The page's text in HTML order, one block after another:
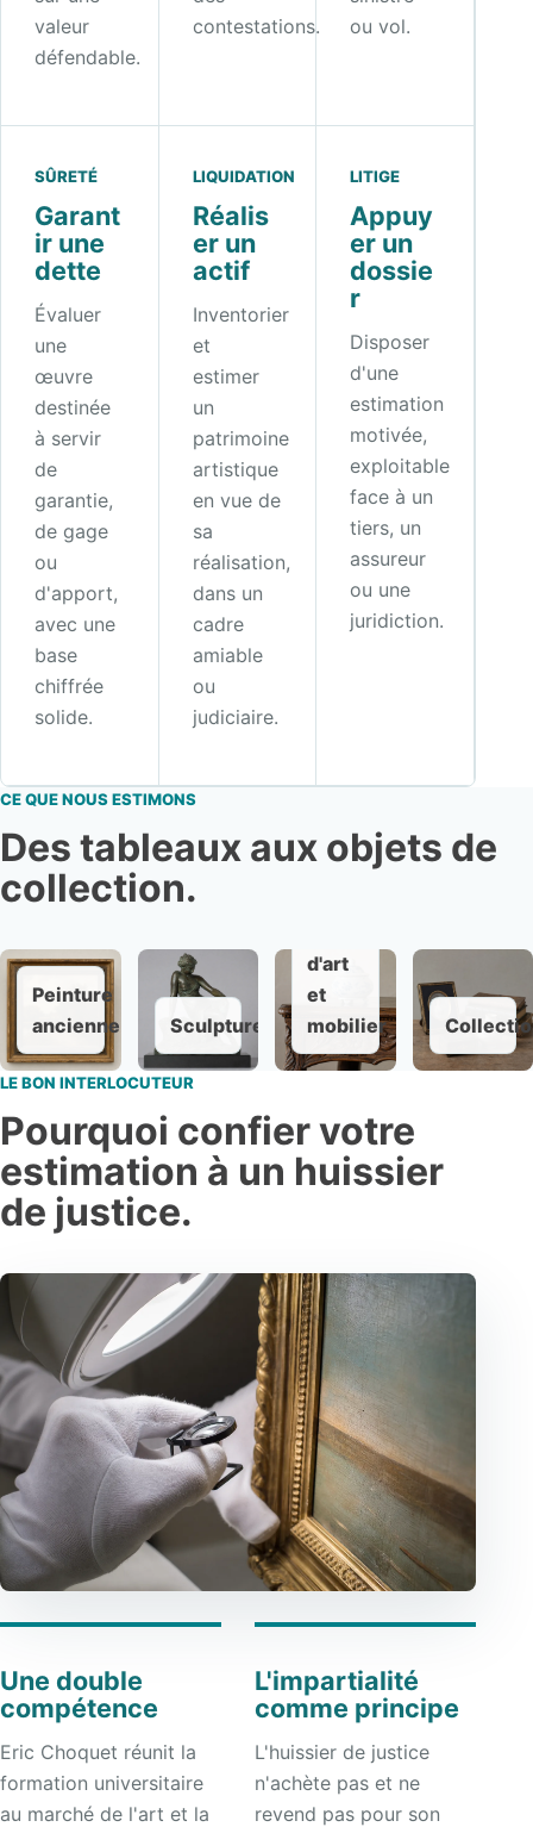
valeur
défendable.
contestations.
ou vol.
SÛRETÉ
Garant
ir une
dette
Évaluer
une
œuvre
destinée
à servir
de
garantie,
de gage
ou
d'apport,
avec une
base
chiffrée
solide.
LIQUIDATION
Réalis
er un
actif
Inventorier
et
estimer
un
patrimoine
artistique
en vue de
sa
réalisation,
dans un
cadre
amiable
ou
judiciaire.
LITIGE
Appuy
er un
dossie
r
Disposer
d'une
estimation
motivée,
exploitable
face à un
tiers, un
assureur
ou une
juridiction.
CE QUE NOUS ESTIMONS
Des tableaux aux objets de
collection.
Peinture
ancienne
Sculpture
d'art
et
mobilier
LE BON INTERLOCUTEUR
Pourquoi confier votre
estimation à un huissier
de justice.
Une double
compétence
Eric Choquet réunit la
formation universitaire
au marché de l'art et la
L'impartialité
comme principe
L'huissier de justice
n'achète pas et ne
revend pas pour son